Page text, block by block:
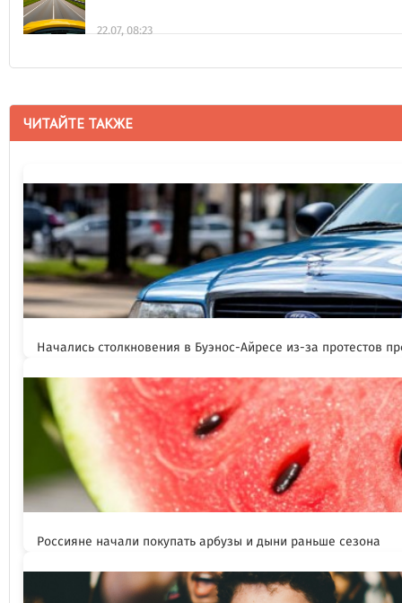
ЧИТАЙТЕ ТАКЖЕ
Начались столкновения в Буэнос-Айресе из-за протестов
Россияне начали покупать арбузы и дыни раньше сезона
22.07, 08:23